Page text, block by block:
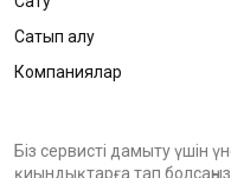
Сатып алу
Компаниялар
Біз сервисті дамыту үшін
қиындықтарға тап